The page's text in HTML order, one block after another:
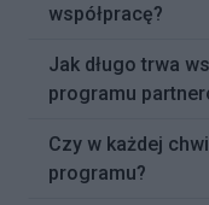
współpracę?
Jak długo trwa
programu
Czy w każdej
programu?